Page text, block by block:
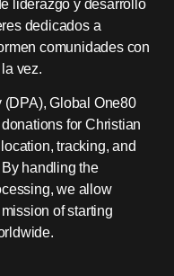
liderazgo y desarrollo
dedicados a
comunidades con
vez.
Global One80
for Christian
tracking, and
handling the
we allow
of starting